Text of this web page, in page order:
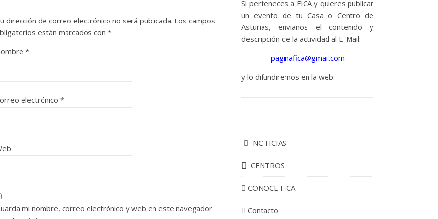
dirección de correo electrónico no será publicada. Los campos
están marcados con *
*
electrónico *
mi nombre, correo electrónico y web en este navegador
Si perteneces a FICA y quieres publicar
un evento de tu Casa o Centro de
Asturias, envianos el contenido y
descripción de la actividad al E-Mail:
paginafica@gmail.com
y lo difundiremos en la web.
NOTICIAS
CENTROS
CONOCE FICA
Contacto